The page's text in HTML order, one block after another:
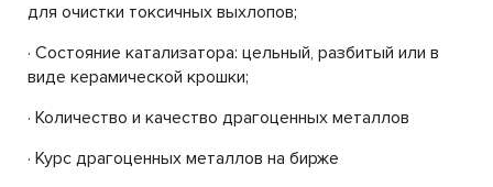
для очистки токсичных выхлопов;
· Состояние катализатора: цельный, разбитый или в
виде керамической крошки;
· Количество и качество драгоценных металлов
· Курс драгоценных металлов на бирже